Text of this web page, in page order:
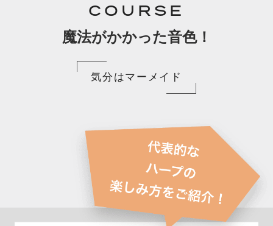
COURSE
魔法がかかった音色！
気分はマーメイド